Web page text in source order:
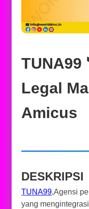
Legal
Amicus
DESKRIPSI
TUNA99,Agensi
yang